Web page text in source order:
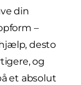
din
–
desto
og
et absolut